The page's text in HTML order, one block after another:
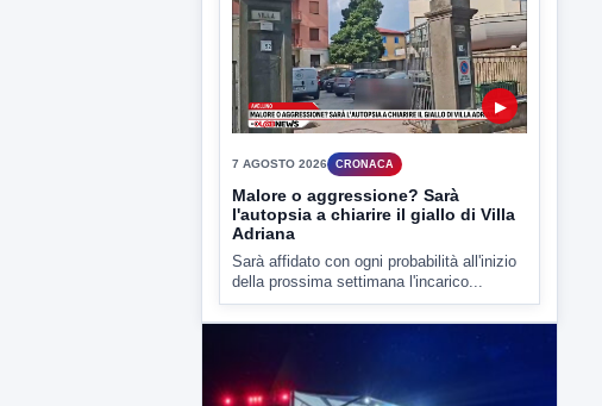
Incidente mortale a Ponte Valentino,
indagato il 21enne alla guida...
▶
7 AGOSTO 2026 CRONACA
Malore o aggressione? Sarà
l'autopsia a chiarire il giallo di Villa
Sarà affidato con ogni probabilità all'inizio
della prossima settimana l'incarico...